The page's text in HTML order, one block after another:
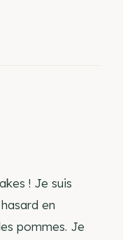
! Je suis
en
pommes. Je